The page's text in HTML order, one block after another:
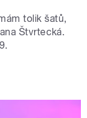
tolik šatů,
Štvrtecká.